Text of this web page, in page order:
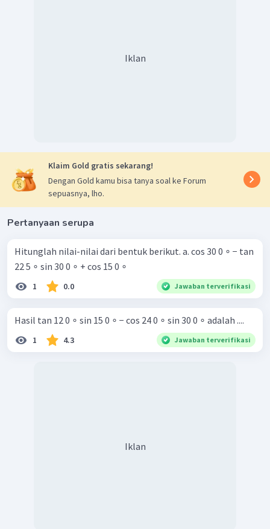
Iklan
Klaim Gold gratis sekarang!
Dengan Gold kamu bisa tanya soal ke Forum
sepuasnya, lho.
Pertanyaan serupa
Hitunglah nilai-nilai dari bentuk berikut. a. cos 30 0 ∘ − tan
22 5 ∘ sin 30 0 ∘ + cos 15 0 ∘ ​
1 0.0 Jawaban terverifikasi
Hasil tan 12 0 ∘ sin 15 0 ∘ − cos 24 0 ∘ sin 30 0 ∘ adalah ....
1 4.3 Jawaban terverifikasi
Iklan